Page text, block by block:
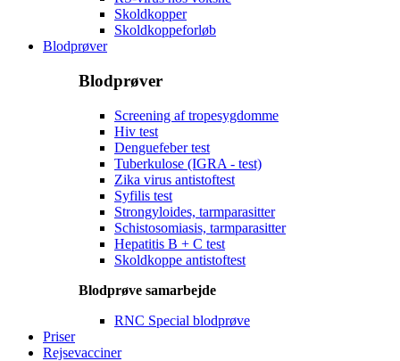
Skoldkopper
Skoldkoppeforløb
Blodprøver
Blodprøver
Screening af tropesygdomme
Hiv test
Denguefeber test
Tuberkulose (IGRA - test)
Zika virus antistoftest
Syfilis test
Strongyloides, tarmparasitter
Schistosomiasis, tarmparasitter
Hepatitis B + C test
Skoldkoppe antistoftest
Blodprøve samarbejde
RNC Special blodprøve
Priser
Rejsevacciner